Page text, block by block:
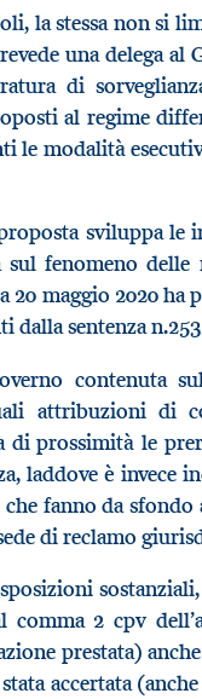
la stessa non si
una delega
di
al regime
le modalità
sviluppa le
sul fenomeno
20 maggio 2020 ha
dalla sentenza
contenuta
attribuzioni di
di prossimità le
laddove è invece
fanno da
di reclamo
2 cpv
prestata)
accertata